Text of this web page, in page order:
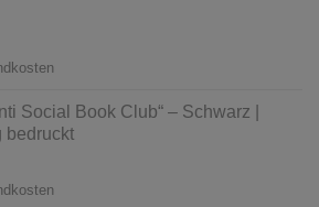
Social Book Club“ – Schwarz |
bedruckt